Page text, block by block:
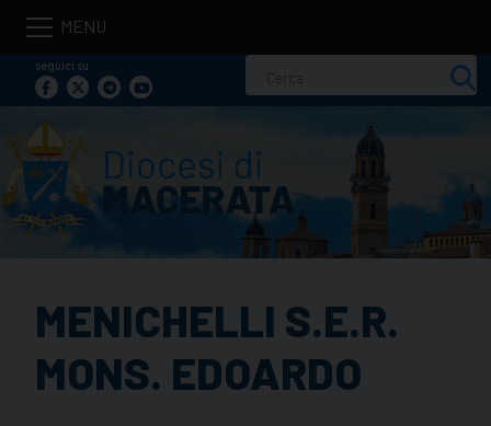
Skip
contentseguici su
per:
MENICHELLI S.E.R.
MONS. EDOARDO